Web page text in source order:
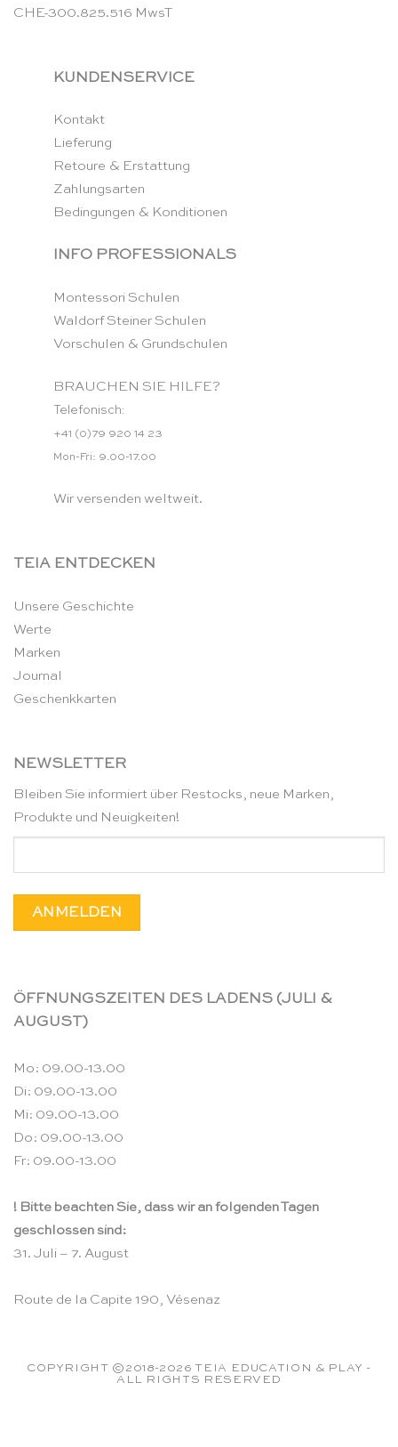
CHE-300.825.516 MwsT
KUNDENSERVICE
Kontakt
Lieferung
Retoure & Erstattung
Zahlungsarten
Bedingungen & Konditionen
INFO PROFESSIONALS
Montessori Schulen
Waldorf Steiner Schulen
Vorschulen & Grundschulen
BRAUCHEN SIE HILFE?
Telefonisch:
+41 (0)79 920 14 23
Mon-Fri: 9.00-17.00
Wir versenden weltweit.
TEIA ENTDECKEN
Unsere Geschichte
Werte
Marken
Journal
Geschenkkarten
NEWSLETTER
Bleiben Sie informiert über Restocks, neue Marken,
Produkte und Neuigkeiten!
ÖFFNUNGSZEITEN DES LADENS (JULI &
AUGUST)
Mo: 09.00-13.00
Di: 09.00-13.00
Mi: 09.00-13.00
Do: 09.00-13.00
Fr: 09.00-13.00
! Bitte beachten Sie, dass wir an folgenden Tagen
geschlossen sind:
31. Juli – 7. August
Route de la Capite 190, Vésenaz
COPYRIGHT ©2018-2026 TEIA EDUCATION & PLAY -
ALL RIGHTS RESERVED